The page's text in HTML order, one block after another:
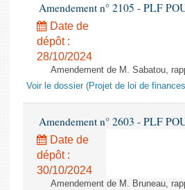
Amendement n° 2105 - PLF
Date de
dépôt :
28/10/2024
Amendement de M. Sabatou,
Voir le dossier (Projet de loi de
Amendement n° 2603 - PLF
Date de
dépôt :
30/10/2024
Amendement de M. Bruneau,